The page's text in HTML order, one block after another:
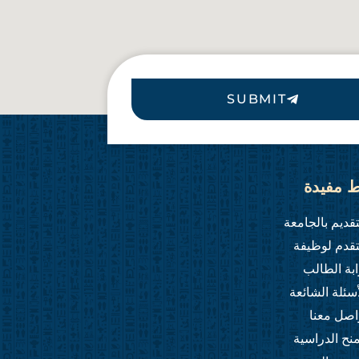
SUBMIT
مفيدة
بالجامعة
لوظيفة
الطالب
الشائعة
معنا
الدراسية